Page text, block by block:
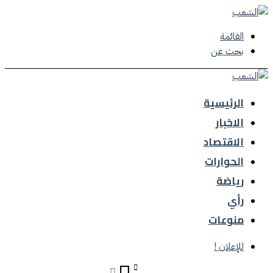
القائمة
بحث عن
الرئيسية
الاخبار
الاقتصاد
الحوارات
رياضة
رأي
منوعات
للإعلان !